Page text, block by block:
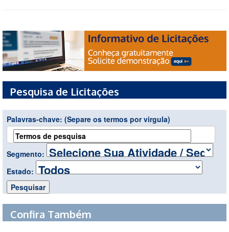
Pesquisa de Licitações
Palavras-chave: (Separe os termos por virgula)
Segmento:
Estado:
Confira Também